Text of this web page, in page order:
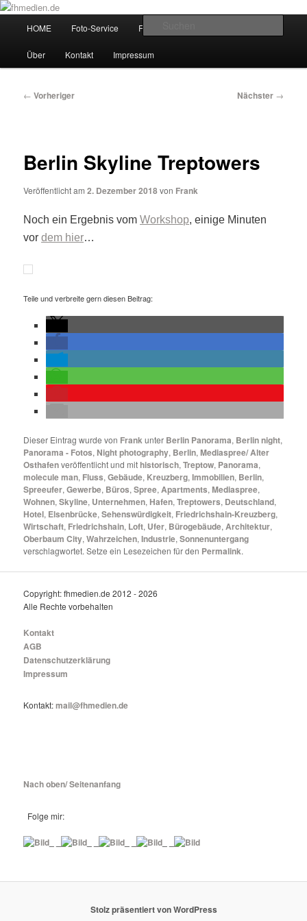
Zum
springenfhmedien.de
Wir fotografieren die Hauptstadt!
HOME Foto-Service Foto-Workshops
Über Kontakt Impressum
Beitragsnavigation
← Vorheriger Nächster →
Berlin Skyline Treptowers
Veröffentlicht am2. Dezember 2018von Frank
Noch ein Ergebnis vomWorkshop, einige Minuten
vordem hier…
Teile und verbreite gern diesen Beitrag:
Dieser Eintrag wurde von Frank unter Berlin Panorama, Berlin night,
Panorama - Fotos, Night photography, Berlin,Mediaspree/ Alter
Osthafenveröffentlicht und mithistorisch,Treptow, Panorama,
molecule man, Fluss,Gebäude, Kreuzberg,Immobilien, Berlin,
Spreeufer,Gewerbe, Büros,Spree, Apartments,Mediaspree,
Wohnen,Skyline, Unternehmen, Hafen,Treptowers, Deutschland,
Hotel, Elsenbrücke,Sehenswürdigkeit, Friedrichshain-Kreuzberg,
Wirtschaft, Friedrichshain, Loft, Ufer, Bürogebäude, Architektur,
Oberbaum City,Wahrzeichen,Industrie,Sonnenuntergang
verschlagwortet. Setze ein Lesezeichen für den Permalink.
Copyright: fhmedien.de 2012 - 2026
Alle Rechte vorbehalten
Kontakt
AGB
Datenschutzerklärung
Impressum
Kontakt:mail@fhmedien.de
Nach oben/ Seitenanfang
Folge mir:
Stolz präsentiert von WordPress